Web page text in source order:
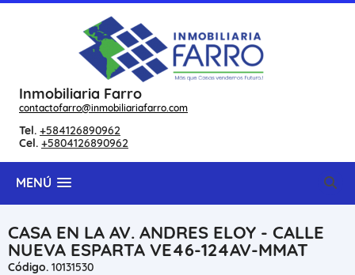
Inmobiliaria Farro
contactofarro@inmobiliariafarro.com
Tel. +584126890962
Cel. +5804126890962
MENÚ
CASA EN LA AV. ANDRES ELOY - CALLE
NUEVA ESPARTA VE46-124AV-MMAT
Código. 10131530